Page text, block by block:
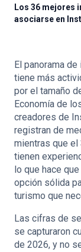
Los 36 mejores
asociarse en
El panorama
tiene más
por el tamaño
Economía de
creadores de
registran de
mientras que el
tienen
lo que hace
opción sólida
turismo que
Las cifras de
se capturaron
de 2026, y no